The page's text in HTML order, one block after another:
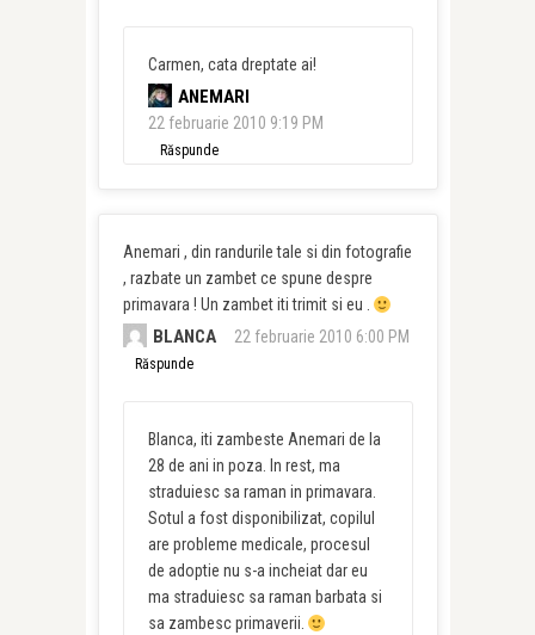
Carmen, cata dreptate ai!
ANEMARI
22 februarie 2010 9:19 PM
Răspunde
Anemari , din randurile tale si din fotografie
, razbate un zambet ce spune despre
primavara ! Un zambet iti trimit si eu .
BLANCA 22 februarie 2010 6:00 PM
Răspunde
Blanca, iti zambeste Anemari de la
28 de ani in poza. In rest, ma
straduiesc sa raman in primavara.
Sotul a fost disponibilizat, copilul
are probleme medicale, procesul
de adoptie nu s-a incheiat dar eu
ma straduiesc sa raman barbata si
sa zambesc primaverii.